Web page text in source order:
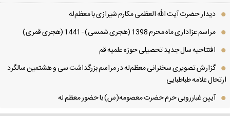
دیدار حضرت آیت الله العظمی مكارم شیرازی با معظم‌له
مراسم عزاداری ماه محرم 1398 (هجری شمسی) - 1441 (هجری قمری)
افتتاحیه سال جدید تحصیلی حوزه علمیه قم
گزارش تصویری سخنرانی معظم‌له در مراسم بزرگداشت سی و هشتمین سالگرد
علامه طباطبایی
آیین غبارروبی حرم حضرت معصومه(س) با حضور معظم له